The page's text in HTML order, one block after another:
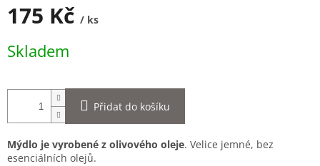
175 Kč / ks
cena:
Skladem
Přidat do košíku
Mýdlo je vyrobené z olivového oleje. Velice jemné, bez
esenciálních olejů.